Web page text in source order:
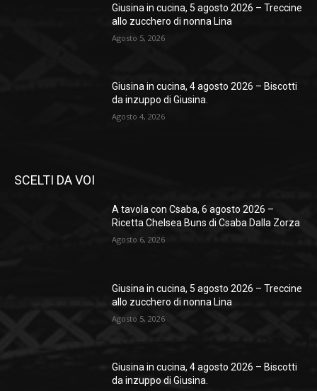
Giusina in cucina, 5 agosto 2026 – Treccine
allo zucchero di nonna Lina
Agosto 5, 2026
Giusina in cucina, 4 agosto 2026 – Biscotti
da inzuppo di Giusina.
Agosto 4, 2026
SCELTI DA VOI
A tavola con Csaba, 6 agosto 2026 –
Ricetta Chelsea Buns di Csaba Dalla Zorza
Agosto 6, 2026
Giusina in cucina, 5 agosto 2026 – Treccine
allo zucchero di nonna Lina
Agosto 5, 2026
Giusina in cucina, 4 agosto 2026 – Biscotti
da inzuppo di Giusina.